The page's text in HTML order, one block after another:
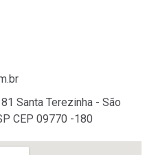
Santa Terezinha - São
CEP 09770 -180